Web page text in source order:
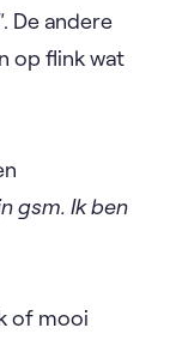
. De andere
op flink wat
gsm. Ik ben
of mooi